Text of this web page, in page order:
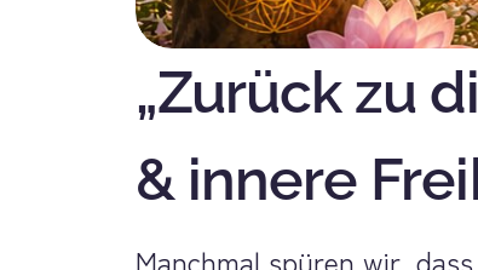
„Zurück zu
& innere
Manchmal spüren wir,